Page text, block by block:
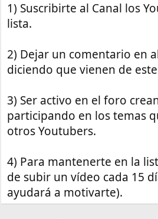
1) Suscribirte al Canal los
lista.
2) Dejar un comentario en
diciendo que vienen de
3) Ser activo en el foro
participando en los temas
otros Youtubers.
4) Para mantenerte en la
de subir un vídeo cada 15
ayudará a motivarte).